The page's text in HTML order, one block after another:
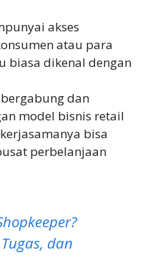
akses
atau para
biasa dikenal dengan
dan
model bisnis retail
bisa
perbelanjaan
dan